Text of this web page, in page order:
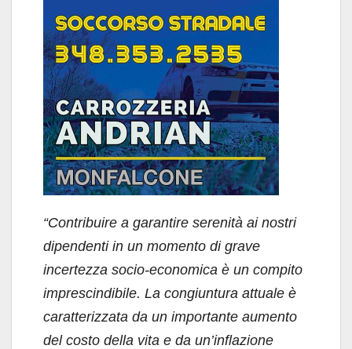
“Contribuire a garantire serenità ai nostri
dipendenti in un momento di grave
incertezza socio-economica è un compito
imprescindibile. La congiuntura attuale è
caratterizzata da un importante aumento
del costo della vita e da un’inflazione